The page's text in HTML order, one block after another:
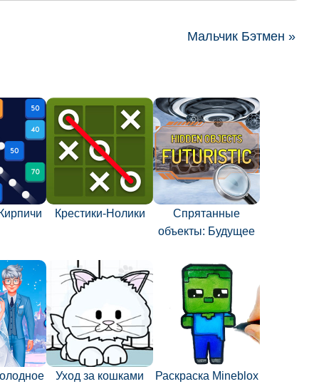
Мальчик Бэтмен »
Крестики-Нолики
Спрятанные
объекты: Будущее
Уход за кошками Раскраска Mineblox